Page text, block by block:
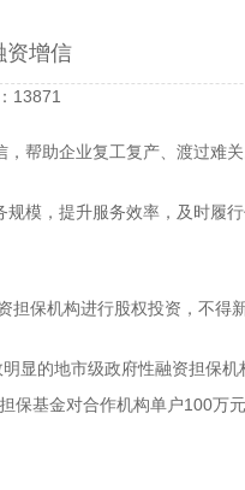
资增信
13871
帮助企业复工复产、渡过难关
模，提升服务效率，及时履
保机构进行股权投资，不得
的地市级政府性融资担保机
保基金对合作机构单户100万